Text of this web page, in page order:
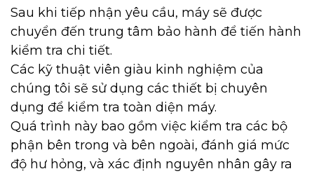
Sau khi tiếp nhận yêu cầu, máy sẽ được
chuyển đến trung tâm bảo hành để tiến hành
kiểm tra chi tiết.
Các kỹ thuật viên giàu kinh nghiệm của
chúng tôi sẽ sử dụng các thiết bị chuyên
dụng để kiểm tra toàn diện máy.
Quá trình này bao gồm việc kiểm tra các bộ
phận bên trong và bên ngoài, đánh giá mức
độ hư hỏng, và xác định nguyên nhân gây ra